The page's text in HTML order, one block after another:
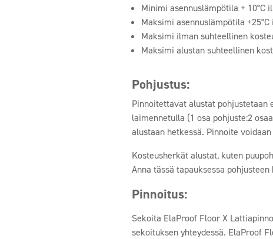
Minimi asennuslämpötila + 10°C
Maksimi asennuslämpötila
Maksimi ilman suhteellinen
Maksimi alustan suhteellinen
Pohjustus:
Pinnoitettavat alustat pohjustetaan
laimennetulla (1 osa pohjuste:2
alustaan hetkessä. Pinnoite
Kosteusherkät alustat, kuten
Anna tässä tapauksessa
Pinnoitus:
Sekoita ElaProof Floor X
sekoituksen yhteydessä. ElaProof